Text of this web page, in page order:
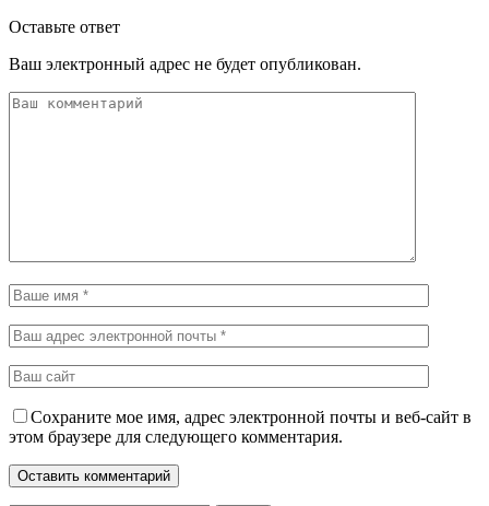
Оставьте ответ
Ваш электронный адрес не будет опубликован.
Сохраните мое имя, адрес электронной почты и веб-сайт в
этом браузере для следующего комментария.